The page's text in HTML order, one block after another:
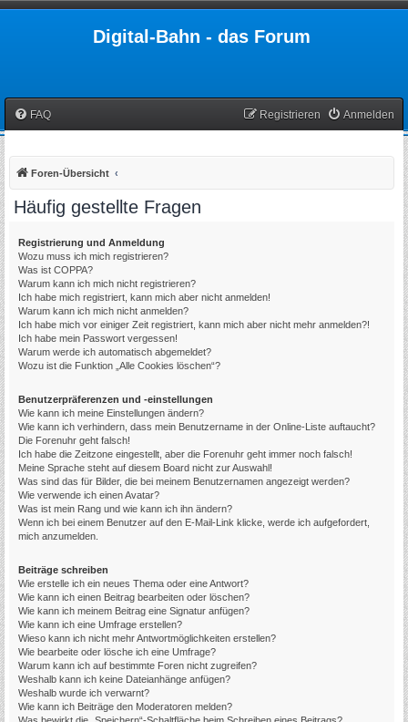
Digital-Bahn - das Forum
FAQ Anmelden
Registrieren
Foren-Übersicht
Häufig gestellte Fragen
Registrierung und Anmeldung
Wozu muss ich mich registrieren?
Was ist COPPA?
Warum kann ich mich nicht registrieren?
Ich habe mich registriert, kann mich aber nicht anmelden!
Warum kann ich mich nicht anmelden?
Ich habe mich vor einiger Zeit registriert, kann mich aber nicht mehr anmelden?!
Ich habe mein Passwort vergessen!
Warum werde ich automatisch abgemeldet?
Wozu ist die Funktion „Alle Cookies löschen“?
Benutzerpräferenzen und -einstellungen
Wie kann ich meine Einstellungen ändern?
Wie kann ich verhindern, dass mein Benutzername in der Online-Liste auftaucht?
Die Forenuhr geht falsch!
Ich habe die Zeitzone eingestellt, aber die Forenuhr geht immer noch falsch!
Meine Sprache steht auf diesem Board nicht zur Auswahl!
Was sind das für Bilder, die bei meinem Benutzernamen angezeigt werden?
Wie verwende ich einen Avatar?
Was ist mein Rang und wie kann ich ihn ändern?
Wenn ich bei einem Benutzer auf den E-Mail-Link klicke, werde ich aufgefordert,
mich anzumelden.
Beiträge schreiben
Wie erstelle ich ein neues Thema oder eine Antwort?
Wie kann ich einen Beitrag bearbeiten oder löschen?
Wie kann ich meinem Beitrag eine Signatur anfügen?
Wie kann ich eine Umfrage erstellen?
Wieso kann ich nicht mehr Antwortmöglichkeiten erstellen?
Wie bearbeite oder lösche ich eine Umfrage?
Warum kann ich auf bestimmte Foren nicht zugreifen?
Weshalb kann ich keine Dateianhänge anfügen?
Weshalb wurde ich verwarnt?
Wie kann ich Beiträge den Moderatoren melden?